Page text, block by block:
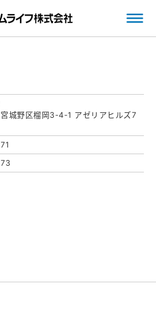
三
城野区榴岡3-4-1 アゼリアヒルズ7